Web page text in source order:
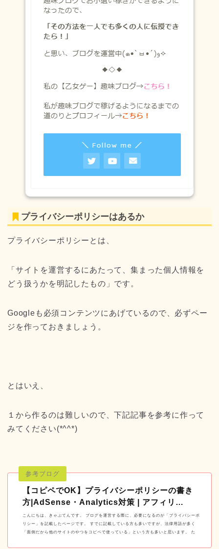
プライバシーポリシーはあるか
プライバシーポリシーとは、
「サイトを運営するにあたって、集まった個人情報を
どう扱うかを明記したもの」です。
Googleも必須コンテンツにあげているので、必ずペー
ジを作っておきましょう。
とはいえ、
１から作るのは難しいので、下記記事を参考に作って
みてください(*^^*)
【コピペでOK】プライバシーポリシーの書き
方|AdSense・Analytics対策 | アフィリ…
こんにちは、きゃぷてんです。 ブログを運営する際に、必要になるのが「プライバシーポ
リシー」を記載したページです。 すでに記載している方も多いですが、法律用語が多く
「面倒だから他のサイトのやつをコピペで使っている」という方も多いと思います。 た